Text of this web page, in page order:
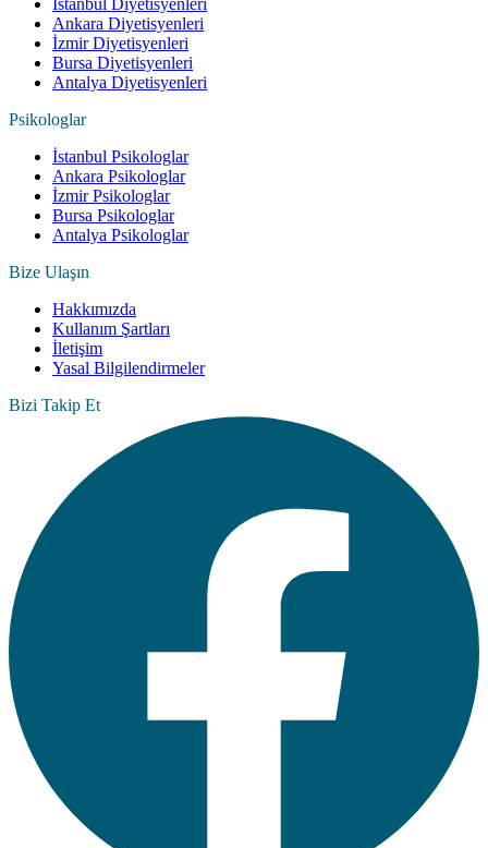
İstanbul Diyetisyenleri
Ankara Diyetisyenleri
İzmir Diyetisyenleri
Bursa Diyetisyenleri
Antalya Diyetisyenleri
Psikologlar
İstanbul Psikologlar
Ankara Psikologlar
İzmir Psikologlar
Bursa Psikologlar
Antalya Psikologlar
Bize Ulaşın
Hakkımızda
Kullanım Şartları
İletişim
Yasal Bilgilendirmeler
Bizi Takip Et